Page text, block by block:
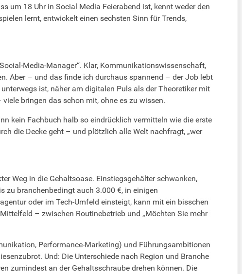
um 18 Uhr in Social Media Feierabend ist, kennt weder den
lernt, entwickelt einen sechsten Sinn für Trends,
Media-Manager“. Klar, Kommunikationswissenschaft,
Aber – und das finde ich durchaus spannend – der Job lebt
ist, näher am digitalen Puls als der Theoretiker mit
bringen das schon mit, ohne es zu wissen.
kein Fachbuch halb so eindrücklich vermitteln wie die erste
die Decke geht – und plötzlich alle Welt nachfragt, „wer
Weg in die Gehaltsoase. Einstiegsgehälter schwanken,
zu branchenbedingt auch 3.000 €, in einigen
oder im Tech-Umfeld einsteigt, kann mit ein bisschen
– zwischen Routinebetrieb und „Möchten Sie mehr
Performance-Marketing) und Führungsambitionen
Und: Die Unterschiede nach Region und Branche
zumindest an der Gehaltsschraube drehen können. Die